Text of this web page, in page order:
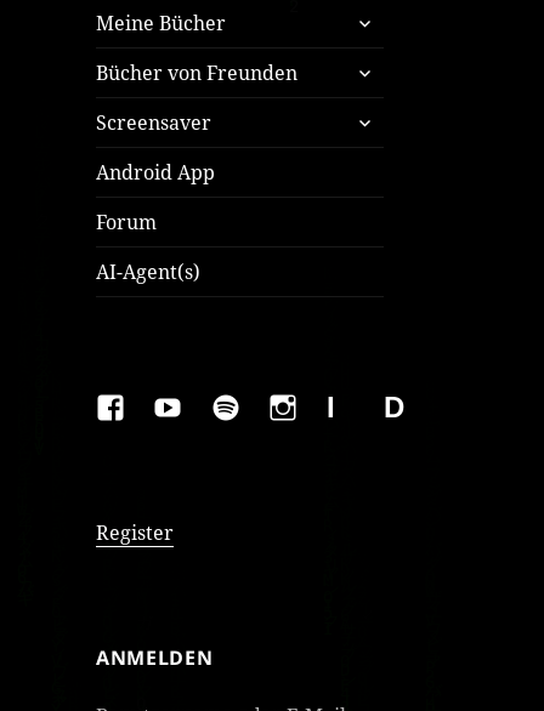
Meine Bücher
untermenü
öffnen
Bücher von Freunden
untermenü
öffnen
Screensaver
untermenü
öffnen
Android App
Forum
AI-Agent(s)
FAKEBOOK
YOUTUBESPOTIFYINSTAGRAM
IMPRESSUM
Register
ANMELDEN